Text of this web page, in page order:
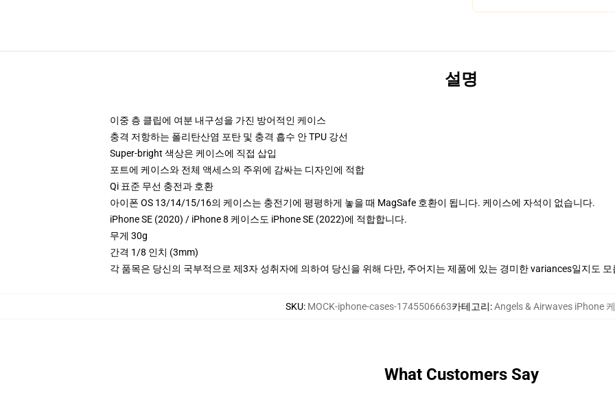
설명
이중 층 클립에 여분 내구성을 가진 방어적인 케이스
충격 저항하는 폴리탄산염 포탄 및 충격 흡수 안 TPU 강선
Super-bright 색상은 케이스에 직접 삽입
포트에 케이스와 전체 액세스의 주위에 감싸는 디자인에 적합
Qi 표준 무선 충전과 호환
아이폰 OS 13/14/15/16의 케이스는 충전기에 평평하게 놓을 때 MagSafe 호환이 됩니다. 케이스에 자석이 없습니다.
iPhone SE (2020) / iPhone 8 케이스도 iPhone SE (2022)에 적합합니다.
무게 30g
간격 1/8 인치 (3mm)
각 품목은 당신의 국부적으로 제3자 성취자에 의하여 당신을 위해 다만, 주어지는 제품에 있는 경미한 variances일지도
SKU: MOCK-iphone-cases-1745506663카테고리:Angels & Airwaves iPhone
What Customers Say